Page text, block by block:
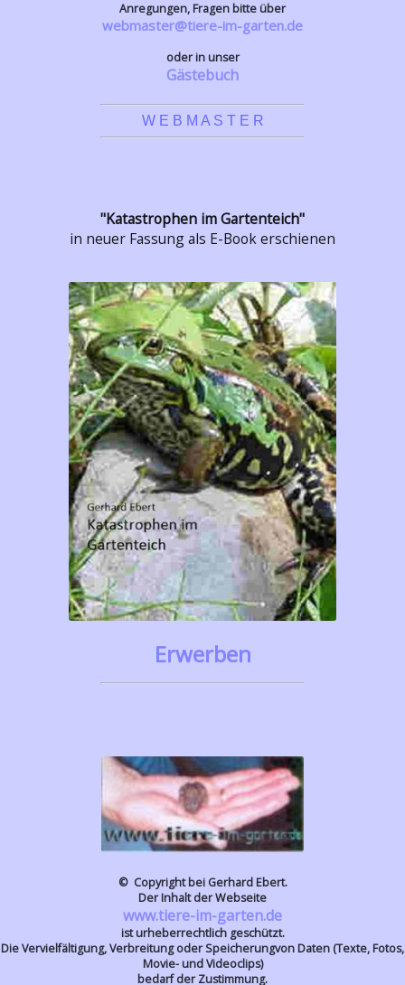
Anregungen, Fragen bitte über
webmaster@tiere-im-garten.de
oder in unser
Gästebuch
W E B M A S T E R
"Katastrophen im Gartenteich"
in neuer Fassung als E-Book erschienen
Erwerben
© Copyright bei Gerhard Ebert.
Der Inhalt der Webseite
www.tiere-im-garten.de
ist urheberrechtlich geschützt.
Die Vervielfältigung, Verbreitung oder Speicherungvon Daten (Texte, Fotos,
Movie- und Videoclips)
bedarf der Zustimmung.